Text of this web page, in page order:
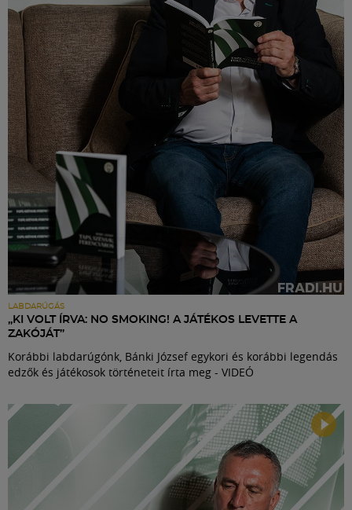
LABDARÚGÁS
„KI VOLT ÍRVA: NO SMOKING! A JÁTÉKOS LEVETTE A
ZAKÓJÁT”
Korábbi labdarúgónk, Bánki József egykori és korábbi legendás
edzők és játékosok történeteit írta meg - VIDEÓ